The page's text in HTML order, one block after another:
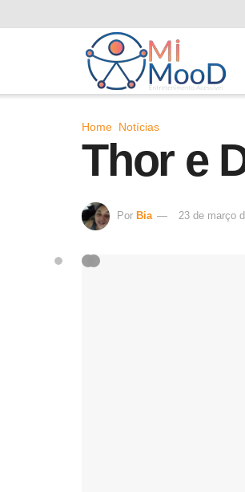
Home Notícias
Thor e
Por Bia 23 de março